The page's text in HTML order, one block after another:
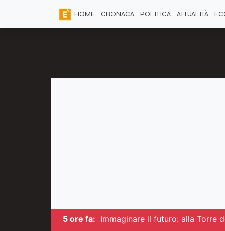
HOME CRONACA POLITICA ATTUALITÀ
5 ore fa: Immaginare il futuro: alla Torre